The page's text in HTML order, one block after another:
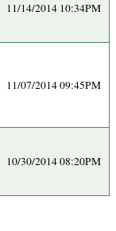
11/14/2014 10:34PM
11/07/2014 09:45PM
10/30/2014 08:20PM